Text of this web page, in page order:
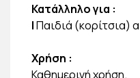
Κατάλληλο για :
|Παιδιά (κορίτσια)
Χρήση :
Καθημερινή χρήση.